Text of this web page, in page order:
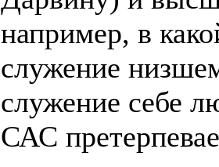
например, в
служение
служение себе
САС